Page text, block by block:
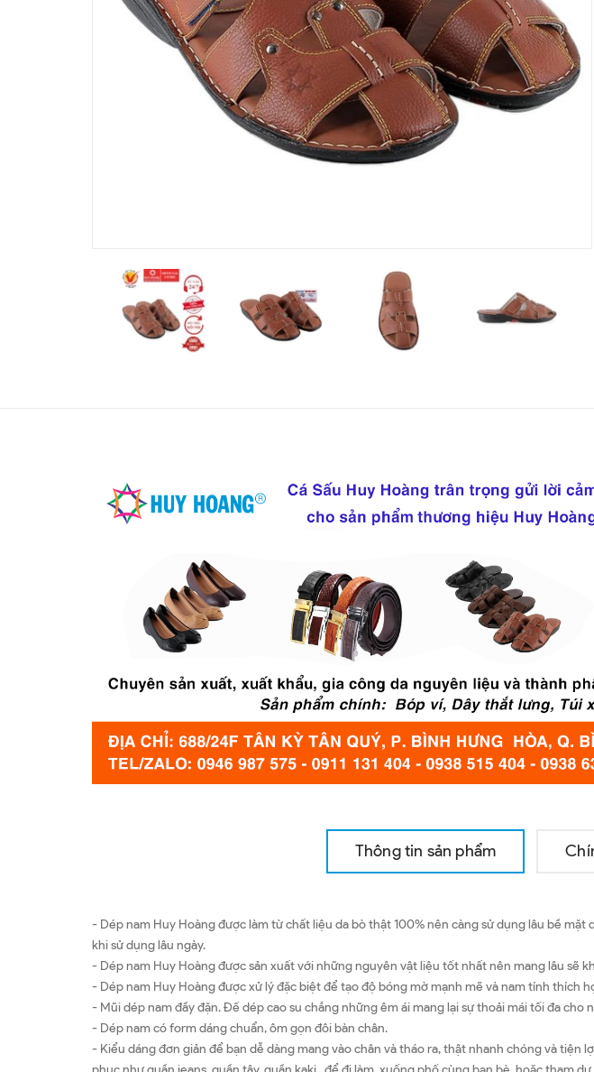
Thông tin sản phẩm
- Dép nam Huy Hoàng được làm từ chất liệu da bò thật 100% nên càng sử dụng lâu bề
khi sử dụng lâu ngày.
- Dép nam Huy Hoàng được sản xuất với những nguyên vật liệu tốt nhất nên mang lâu sẽ
- Dép nam Huy Hoàng được xử lý đặc biệt để tạo độ bóng mờ mạnh mẽ và nam tính thích
- Mũi dép nam đầy đặn. Đế dép cao su chẳng những êm ái mang lại sự thoải mái tối đa
- Dép nam có form dáng chuẩn, ôm gọn đôi bàn chân.
- Kiểu dáng đơn giản để bạn dễ dàng mang vào chân và tháo ra, thật nhanh chóng và